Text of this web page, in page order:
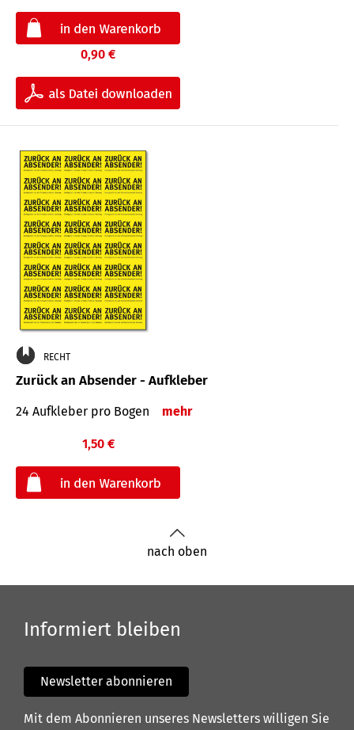
0,90 €
RECHT
Zurück an Absender - Aufkleber
24 Aufkleber pro Bogen mehr
1,50 €
nach oben
Informiert bleiben
Newsletter abonnieren
Mit dem Abonnieren unseres Newsletters willigen Sie